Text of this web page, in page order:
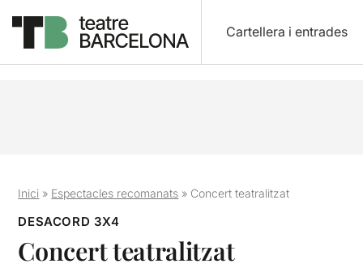
Cartellera i entrades
Inici » Espectacles recomanats » Concert teatralitzat
DESACORD 3X4
Concert teatralitzat